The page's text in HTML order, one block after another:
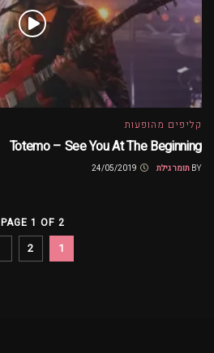
קליפים מהופעות
Totemo – See You At The Beginning
BY תומר גילת
PAGE 1 OF 2
1
2